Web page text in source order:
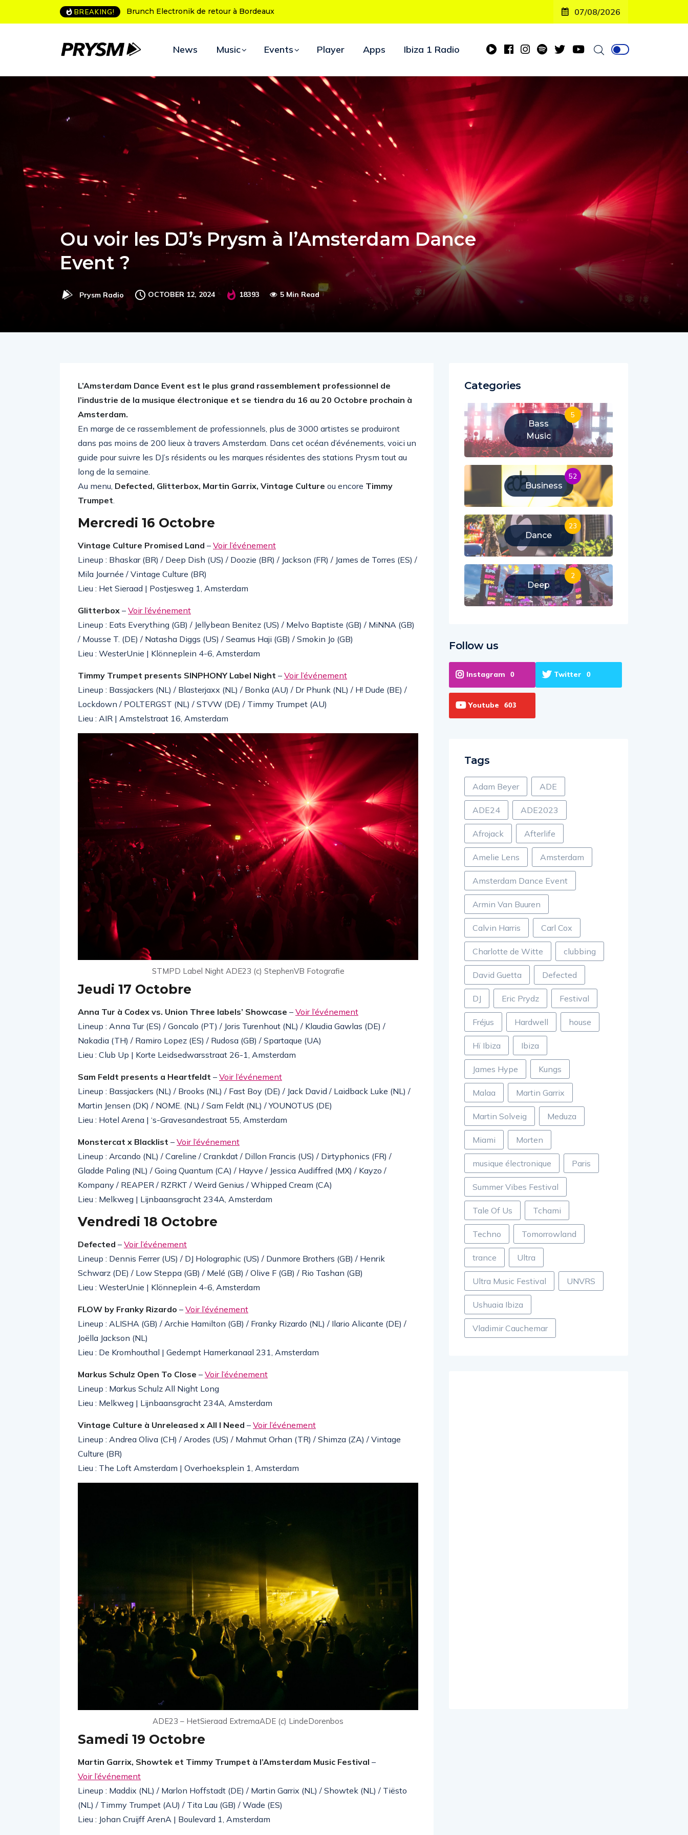
BREAKING! L’Amnesia Ibiza fête ses 50 ans : le programme des soirées d’ouverture 07/08/2026
News Music Events Player Apps Ibiza 1 Radio
Ou voir les DJ’s Prysm à l’Amsterdam Dance
Event ?
Prysm Radio OCTOBER 12, 2024 18393 5 Min Read
L’Amsterdam Dance Event est le plus grand rassemblement professionnel de
l’industrie de la musique électronique et se tiendra du 16 au 20 Octobre prochain à
Amsterdam.
En marge de ce rassemblement de professionnels, plus de 3000 artistes se produiront
dans pas moins de 200 lieux à travers Amsterdam. Dans cet océan d’événements, voici un
guide pour suivre les DJ’s résidents ou les marques résidentes des stations Prysm tout au
long de la semaine.
Au menu, Defected, Glitterbox, Martin Garrix, Vintage Culture ou encore Timmy
Trumpet.
Mercredi 16 Octobre
Vintage Culture Promised Land – Voir l’événement
Lineup : Bhaskar (BR) / Deep Dish (US) / Doozie (BR) / Jackson (FR) / James de Torres (ES) /
Mila Journée / Vintage Culture (BR)
Lieu : Het Sieraad | Postjesweg 1, Amsterdam
Glitterbox – Voir l’événement
Lineup : Eats Everything (GB) / Jellybean Benitez (US) / Melvo Baptiste (GB) / MiNNA (GB)
/ Mousse T. (DE) / Natasha Diggs (US) / Seamus Haji (GB) / Smokin Jo (GB)
Lieu : WesterUnie | Klönneplein 4-6, Amsterdam
Timmy Trumpet presents SINPHONY Label Night – Voir l’événement
Lineup : Bassjackers (NL) / Blasterjaxx (NL) / Bonka (AU) / Dr Phunk (NL) / H! Dude (BE) /
Lockdown / POLTERGST (NL) / STVW (DE) / Timmy Trumpet (AU)
Lieu : AIR | Amstelstraat 16, Amsterdam
STMPD Label Night ADE23 (c) StephenVB Fotografie
Jeudi 17 Octobre
Anna Tur à Codex vs. Union Three labels’ Showcase – Voir l’événement
Lineup : Anna Tur (ES) / Goncalo (PT) / Joris Turenhout (NL) / Klaudia Gawlas (DE) /
Nakadia (TH) / Ramiro Lopez (ES) / Rudosa (GB) / Spartaque (UA)
Lieu : Club Up | Korte Leidsedwarsstraat 26-1, Amsterdam
Sam Feldt presents a Heartfeldt – Voir l’événement
Lineup : Bassjackers (NL) / Brooks (NL) / Fast Boy (DE) / Jack David / Laidback Luke (NL) /
Martin Jensen (DK) / NOME. (NL) / Sam Feldt (NL) / YOUNOTUS (DE)
Lieu : Hotel Arena | ‘s-Gravesandestraat 55, Amsterdam
Monstercat x Blacklist – Voir l’événement
Lineup : Arcando (NL) / Careline / Crankdat / Dillon Francis (US) / Dirtyphonics (FR) /
Gladde Paling (NL) / Going Quantum (CA) / Hayve / Jessica Audiffred (MX) / Kayzo /
Kompany / REAPER / RZRKT / Weird Genius / Whipped Cream (CA)
Lieu : Melkweg | Lijnbaansgracht 234A, Amsterdam
Vendredi 18 Octobre
Defected – Voir l’événement
Lineup : Dennis Ferrer (US) / DJ Holographic (US) / Dunmore Brothers (GB) / Henrik
Schwarz (DE) / Low Steppa (GB) / Melé (GB) / Olive F (GB) / Rio Tashan (GB)
Lieu : WesterUnie | Klönneplein 4-6, Amsterdam
FLOW by Franky Rizardo – Voir l’événement
Lineup : ALISHA (GB) / Archie Hamilton (GB) / Franky Rizardo (NL) / Ilario Alicante (DE) /
Joëlla Jackson (NL)
Lieu : De Kromhouthal | Gedempt Hamerkanaal 231, Amsterdam
Markus Schulz Open To Close – Voir l’événement
Lineup : Markus Schulz All Night Long
Lieu : Melkweg | Lijnbaansgracht 234A, Amsterdam
Vintage Culture à Unreleased x All I Need – Voir l’événement
Lineup : Andrea Oliva (CH) / Arodes (US) / Mahmut Orhan (TR) / Shimza (ZA) / Vintage
Culture (BR)
Lieu : The Loft Amsterdam | Overhoeksplein 1, Amsterdam
ADE23 – HetSieraad ExtremaADE (c) LindeDorenbos
Samedi 19 Octobre
Martin Garrix, Showtek et Timmy Trumpet à l’Amsterdam Music Festival –
Voir l’événement
Lineup : Maddix (NL) / Marlon Hoffstadt (DE) / Martin Garrix (NL) / Showtek (NL) / Tiësto
(NL) / Timmy Trumpet (AU) / Tita Lau (GB) / Wade (ES)
Lieu : Johan Cruijff ArenA | Boulevard 1, Amsterdam
Categories
Bass
Music
5
Business
52
Dance
23
Deep
2
Follow us
Instagram 0 Twitter 0
Youtube 603
Tags
Adam Beyer ADE
ADE24 ADE2023
Afrojack Afterlife
Amelie Lens Amsterdam
Amsterdam Dance Event
Armin Van Buuren
Calvin Harris Carl Cox
Charlotte de Witte clubbing
David Guetta Defected
DJ Eric Prydz Festival
Fréjus Hardwell house
Hï Ibiza Ibiza
James Hype Kungs
Malaa Martin Garrix
Martin Solveig Meduza
Miami Morten
musique électronique Paris
Summer Vibes Festival
Tale Of Us Tchami
Techno Tomorrowland
trance Ultra
Ultra Music Festival UNVRS
Ushuaia Ibiza
Vladimir Cauchemar